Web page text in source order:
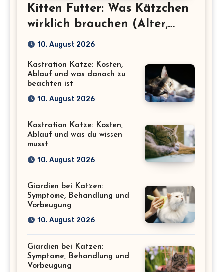
Kitten Futter: Was Kätzchen
wirklich brauchen (Alter,
Menge, Inhaltsstoffe)
10. August 2026
Kastration Katze: Kosten,
Ablauf und was danach zu
beachten ist
10. August 2026
Kastration Katze: Kosten,
Ablauf und was du wissen
musst
10. August 2026
Giardien bei Katzen:
Symptome, Behandlung und
Vorbeugung
10. August 2026
Giardien bei Katzen:
Symptome, Behandlung und
Vorbeugung